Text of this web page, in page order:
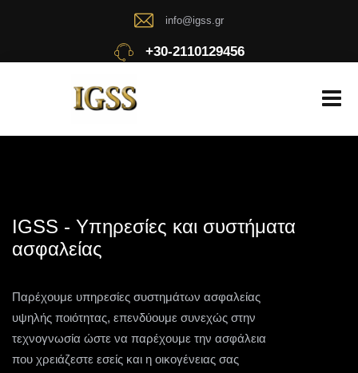
info@igss.gr
+30-2110129456
IGSS - Υπηρεσίες και συστήματα
ασφαλείας
Παρέχουμε υπηρεσίες συστημάτων ασφαλείας
υψηλής ποιότητας, επενδύουμε συνεχώς στην
τεχνογνωσία ώστε να παρέχουμε την ασφάλεια
που χρειάζεστε εσείς και η οικογένειας σας